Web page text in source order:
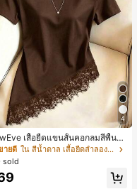
4
เสื้อยืดแขนสั้นคอกลมสีพื้นลำ
เนกประสงค์สำหรับผู้หญิง
ายดี
ใน สีน้ำตาล เสื้อยืดลำลองพื้นฐาน
sold